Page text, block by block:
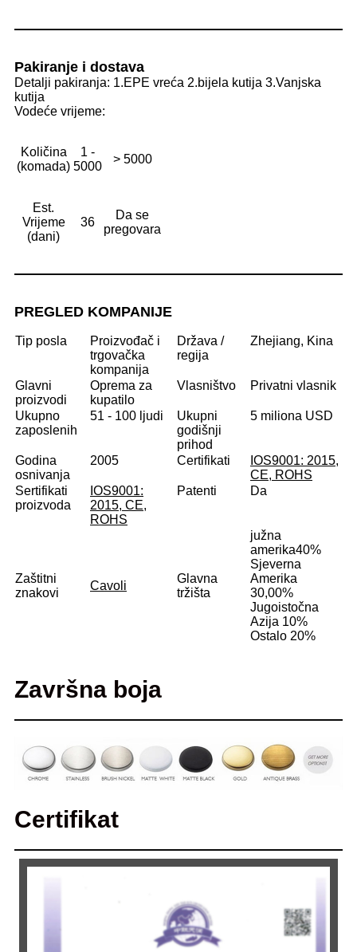
Pakiranje i dostava
Detalji pakiranja: 1.EPE vreća 2.bijela kutija 3.Vanjska
kutija
Vodeće vrijeme:
Količina
(komada)
1 -
5000
> 5000
Est.
Vrijeme
(dani)
36
Da se
pregovara
PREGLED KOMPANIJE
Tip posla
Proizvođač i
trgovačka
kompanija
Država /
regija
Zhejiang, Kina
Glavni
proizvodi
Oprema za
kupatilo
Vlasništvo Privatni vlasnik
Ukupno
zaposlenih
51 - 100 ljudi
Ukupni
godišnji
prihod
5 miliona USD
Godina
osnivanja
2005 Certifikati
IOS9001: 2015,
CE, ROHS
Sertifikati
proizvoda
IOS9001:
2015, CE,
ROHS
Patenti Da
Zaštitni
znakovi
Cavoli
Glavna
tržišta
južna
amerika40%
Sjeverna
Amerika
30,00%
Jugoistočna
Azija 10%
Ostalo 20%
Završna boja
Certifikat